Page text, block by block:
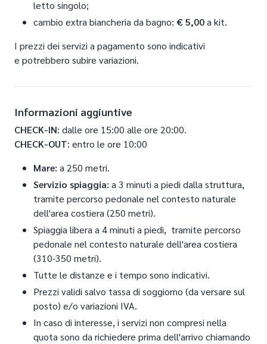
letto singolo;
cambio extra biancheria da bagno: € 5,00a kit.
I prezzi dei servizi a pagamento sono indicativi
e potrebbero subire variazioni.
Informazioni aggiuntive
CHECK-IN: dalle ore 15:00 alle ore 20:00.
CHECK-OUT: entro le ore 10:00
Mare: a 250 metri.
Servizio spiaggia: a 3 minuti a piedi dalla struttura,
tramite percorso pedonale nel contesto naturale
dell'area costiera (250 metri).
Spiaggia libera a 4 minuti a piedi, tramite percorso
pedonale nel contesto naturale dell'area costiera
(310-350 metri).
Tutte le distanze e i tempo sono indicativi.
Prezzi validi salvo tassa di soggiorno (da versare sul
posto) e/o variazioni IVA.
In caso di interesse, i servizi non compresi nella
quota sono da richiedere prima dell'arrivo chiamando